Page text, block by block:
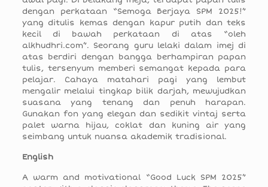
dengan perkataan “Semoga Berjaya SPM 2025!”
yang ditulis kemas dengan kapur putih dan teks
kecil di bawah perkataan di atas “oleh
alkhudhri.com”. Seorang guru lelaki dalam imej di
atas berdiri dengan bangga berhampiran papan
tulis, tersenyum memberi semangat kepada para
pelajar. Cahaya matahari pagi yang lembut
mengalir melalui tingkap bilik darjah, mewujudkan
suasana yang tenang dan penuh harapan.
Gunakan fon yang elegan dan sedikit vintaj serta
palet warna hijau, coklat dan kuning air yang
seimbang untuk nuansa akademik tradisional.
English
A warm and motivational “Good Luck SPM 2025”